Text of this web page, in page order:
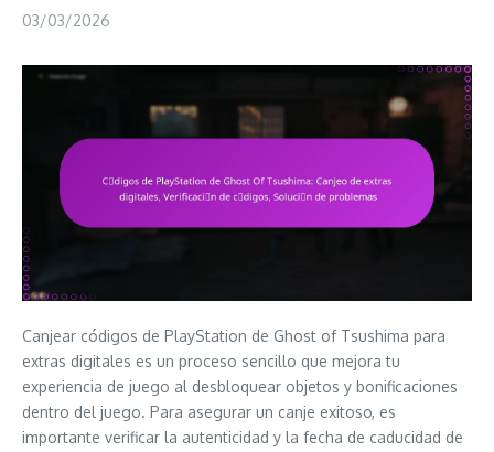
03/03/2026
Canjear códigos de PlayStation de Ghost of Tsushima para
extras digitales es un proceso sencillo que mejora tu
experiencia de juego al desbloquear objetos y bonificaciones
dentro del juego. Para asegurar un canje exitoso, es
importante verificar la autenticidad y la fecha de caducidad de